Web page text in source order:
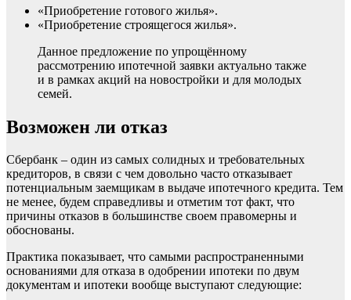
«Приобретение готового жилья».
«Приобретение строящегося жилья».
Данное предложение по упрощённому
рассмотрению ипотечной заявки актуально также
и в рамках акций на новостройки и для молодых
семей.
Возможен ли отказ
Сбербанк – один из самых солидных и требовательных
кредиторов, в связи с чем довольно часто отказывает
потенциальным заемщикам в выдаче ипотечного кредита. Тем
не менее, будем справедливы и отметим тот факт, что
причины отказов в большинстве своем правомерны и
обоснованы.
Практика показывает, что самыми распространенными
основаниями для отказа в одобрении ипотеки по двум
документам и ипотеки вообще выступают следующие: